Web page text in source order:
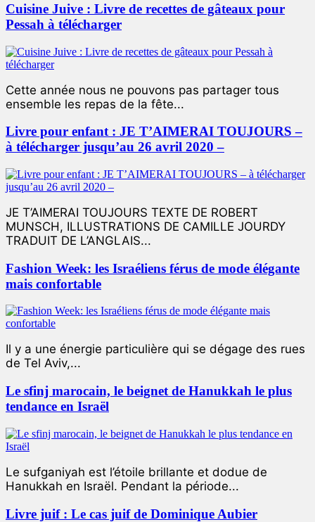
Cuisine Juive : Livre de recettes de gâteaux pour
Pessah à télécharger
Cette année nous ne pouvons pas partager tous
ensemble les repas de la fête...
Livre pour enfant : JE T’AIMERAI TOUJOURS –
à télécharger jusqu’au 26 avril 2020 –
JE T’AIMERAI TOUJOURS TEXTE DE ROBERT
MUNSCH, ILLUSTRATIONS DE CAMILLE JOURDY
TRADUIT DE L’ANGLAIS...
Fashion Week: les Israéliens férus de mode élégante
mais confortable
Il y a une énergie particulière qui se dégage des rues
de Tel Aviv,...
Le sfinj marocain, le beignet de Hanukkah le plus
tendance en Israël
Le sufganiyah est l’étoile brillante et dodue de
Hanukkah en Israël. Pendant la période...
Livre juif : Le cas juif de Dominique Aubier